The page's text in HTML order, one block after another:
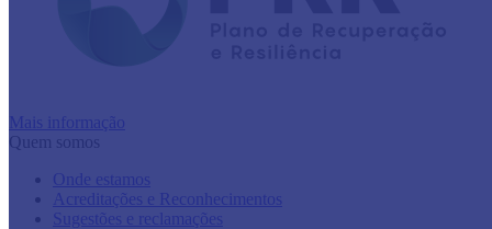
Mais informação
Quem somos
Onde estamos
Acreditações e Reconhecimentos
Sugestões e reclamações